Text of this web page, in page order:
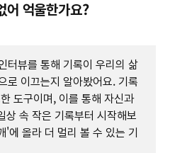
어 억울한가요?
터뷰를 통해 기록이 우리의 삶
로 이끄는지 알아봤어요. 기록
도구이며, 이를 통해 자신과
상 속 작은 기록부터 시작해보
에 올라 더 멀리 볼 수 있는 기